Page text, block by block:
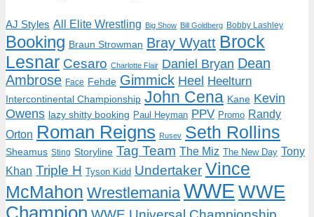
AJ Styles All Elite Wrestling Big Show Bill Goldberg Bobby Lashley
Booking Braun Strowman Bray Wyatt Brock
Lesnar Cesaro Charlotte Flair Daniel Bryan Dean
Ambrose Face Fehde Gimmick Heel Heelturn
Intercontinental Championship John Cena Kane Kevin
Owens lazy shitty booking Paul Heyman PPV Promo Randy
Orton Roman Reigns Rusev Seth Rollins
Sheamus Sting Storyline Tag Team The Miz The New Day Tony
Khan Triple H Tyson Kidd Undertaker Vince
McMahon Wrestlemania WWE WWE